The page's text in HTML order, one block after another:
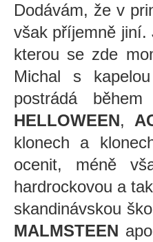
Dodávám, že v
však příjemně jiní.
kterou se zde
Michal s
postrádá
HELLOWEEN,
klonech a
ocenit, méně
hardrockovou a
skandinávskou
MALMSTEEN